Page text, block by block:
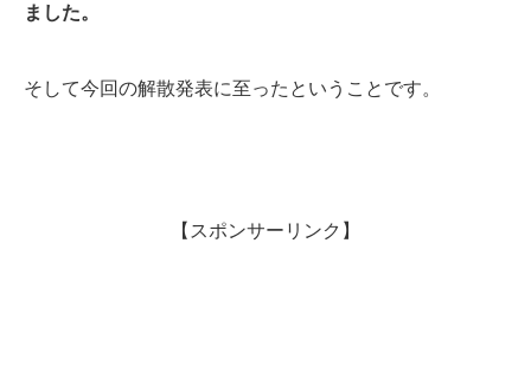
ました。
そして今回の解散発表に至ったということです。
【スポンサーリンク】